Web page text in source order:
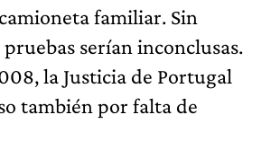
familiar. Sin
serían inconclusas.
la Justicia de Portugal
también por falta de